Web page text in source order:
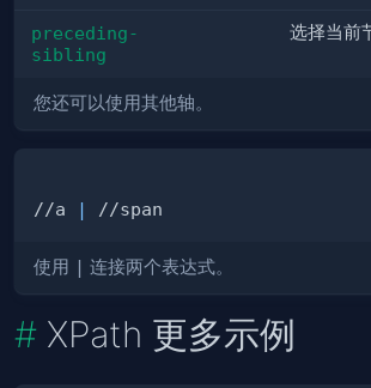
preceding-
sibling
选择当前
您还可以使用其他轴。
//a |
使用 | 连接两个表达式。
XPath 更多示例